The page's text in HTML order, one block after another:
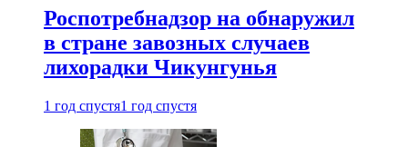
Роспотребнадзор на обнаружил
в стране завозных случаев
лихорадки Чикунгунья
1 год спустя1 год спустя